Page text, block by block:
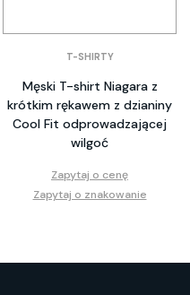
T-SHIRTY
Męski T-shirt Niagara z
krótkim rękawem z dzianiny
Cool Fit odprowadzającej
wilgoć
Zapytaj o cenę
Zapytaj o znakowanie